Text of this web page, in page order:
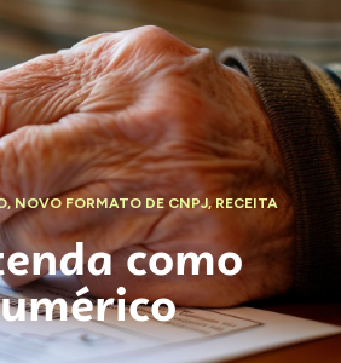
,NOVO FORMATO DE CNPJ,RECEITA
como